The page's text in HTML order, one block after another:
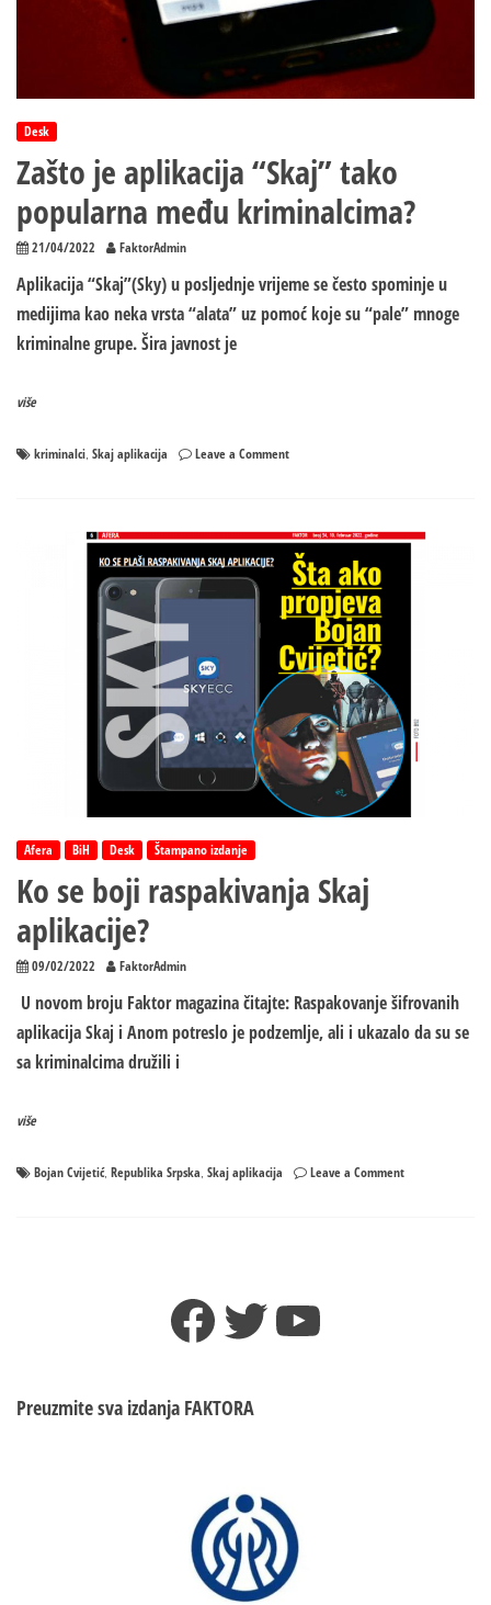
Desk
Zašto je aplikacija “Skaj” tako
popularna među kriminalcima?
21/04/2022 FaktorAdmin
Aplikacija “Skaj”(Sky) u posljednje vrijeme se često spominje u
medijima kao neka vrsta “alata” uz pomoć koje su “pale” mnoge
kriminalne grupe. Šira javnost je
više
kriminalci Skaj aplikacija Leave a Commenton
“Skaj”
tako
popularna
među
kriminalcima?
Afera BiH Desk Štampano izdanje
Ko se boji raspakivanja Skaj
aplikacije?
09/02/2022 FaktorAdmin
U novom broju Faktor magazina čitajte: Raspakovanje šifrovanih
aplikacija Skaj i Anom potreslo je podzemlje, ali i ukazalo da su se
sa kriminalcima družili i
više
Bojan Cvijetić, Republika Srpska, Skaj aplikacija Leave a Commenton
Facebook
TwitterYouTube
Preuzmite sva izdanja FAKTORA